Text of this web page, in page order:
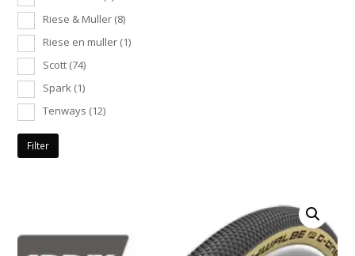
Riese & Muller (8)
Riese en muller (1)
Scott (74)
Spark (1)
Tenways (12)
Filter